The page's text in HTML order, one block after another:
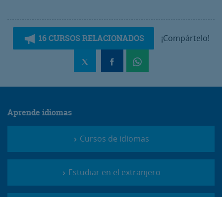
16 CURSOS RELACIONADOS ¡Compártelo!
Aprende idiomas
Cursos de idiomas
Estudiar en el extranjero